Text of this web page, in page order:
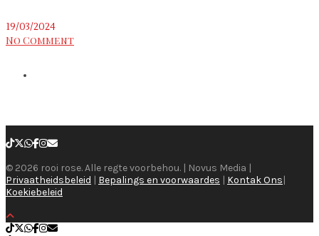
19/03/2024
No Comment
© 2026 rooi rose. Alle regte voorbehou. | Novus Media |
Privaatheidsbeleid | Bepalings en voorwaardes | Kontak Ons|
Koekiebeleid